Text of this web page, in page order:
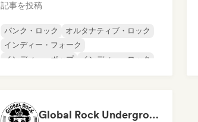
記事を投稿
パンク・ロック
オルタナティブ・ロック
インディー・フォーク
インディー・ポップ
インディー・ロック
Global Rock Underground